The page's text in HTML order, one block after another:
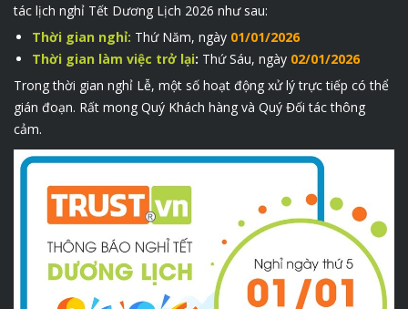
tác lịch nghỉ Tết Dương Lịch 2026 như sau:
Thời gian nghỉ: Thứ Năm, ngày 01/01/2026
Thời gian làm việc trở lại: Thứ Sáu, ngày 02/01/2026
Trong thời gian nghỉ Lễ, một số hoạt động xử lý trực tiếp có thể
gián đoạn. Rất mong Quý Khách hàng và Quý Đối tác thông
cảm.